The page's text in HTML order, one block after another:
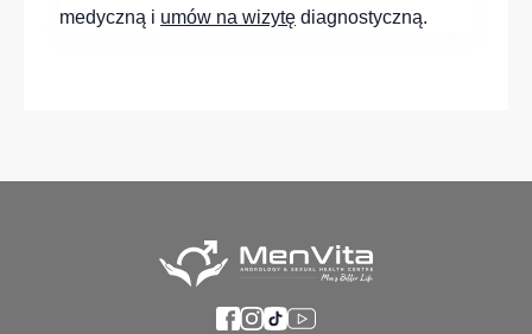
medyczną i umów na wizytę diagnostyczną.